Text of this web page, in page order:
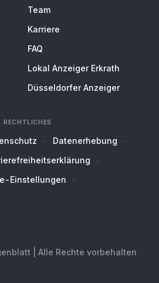
Team
Karriere
FAQ
Lokal Anzeiger Erkrath
Düsseldorfer Anzeiger
RECHTLICHES
Datenerhebung
Einstellungen
| Alle Rechte vorbehalten